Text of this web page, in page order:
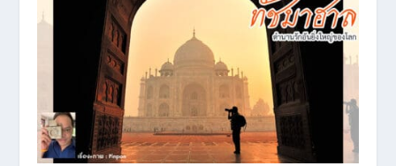
AIS Trip มหัศจรรย์ทะเลใต้ อันดามัน-ระนอง
May 19, 2018